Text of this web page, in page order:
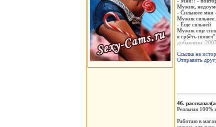
Мужик,
- Сильнеее мни
Мужик сильнее.
- Еще сильней
Мужик еще
я ср@ть пошел".
добавлено:
Ссылка на
Отправить
46.
Реальная 100%
Работаю в